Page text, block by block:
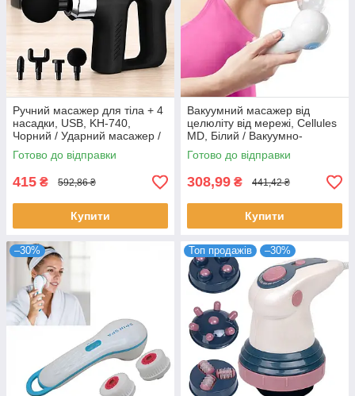
Ручний масажер для тіла + 4
насадки, USB, KH-740,
Чорний / Ударний масажер /
Портативний масажер /
Вібромасажер для м'язів
Готово до відправки
415 ₴ 592,86 ₴
Купити
Вакуумний масажер від
целюліту від мережі, Cellules
MD, Білий / Вакуумно-
роликовий прилад
Готово до відправки
308,99 ₴ 441,42 ₴
Купити
–30% Топ продажів –30%